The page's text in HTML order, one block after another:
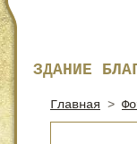
ЗДАНИЕ
Главная >